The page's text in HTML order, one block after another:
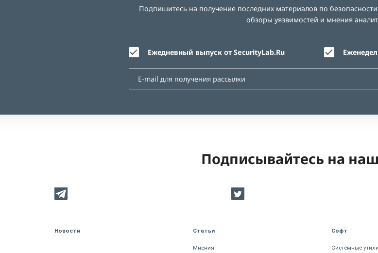
Подпишитесь на получение последних материалов по
обзоры уязвимостей и мнения
Ежедневный выпуск от SecurityLab.Ru
Подписывайтесь на
Новости Статьи
Мнения
Софт
Системные